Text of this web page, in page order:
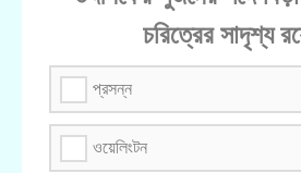
চরিত্রের সাদৃশ্য
প্রসন্ন
ওয়েলিংটন